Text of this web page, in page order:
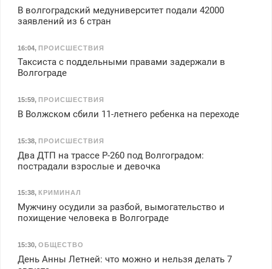
В волгоградский медуниверситет подали 42000
заявлений из 6 стран
16:04, ПРОИСШЕСТВИЯ
Таксиста с поддельными правами задержали в
Волгограде
15:59, ПРОИСШЕСТВИЯ
В Волжском сбили 11-летнего ребенка на переходе
15:38, ПРОИСШЕСТВИЯ
Два ДТП на трассе Р-260 под Волгоградом:
пострадали взрослые и девочка
15:38, КРИМИНАЛ
Мужчину осудили за разбой, вымогательство и
похищение человека в Волгограде
15:30, ОБЩЕСТВО
День Анны Летней: что можно и нельзя делать 7